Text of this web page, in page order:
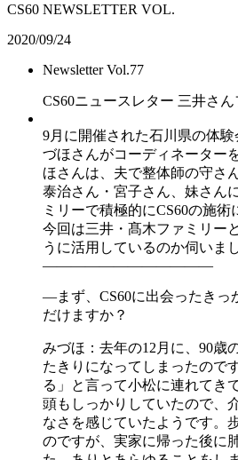
CS60 NEWSLETTER VOL.
2020/09/24
Newsletter Vol.77
CS60ニュースレター 三井さん
9月に開催された石川県の体
づほさんがコーディネーター
ほさんは、夫で整体師の守さ
泰治さん・宮子さん、妹さん
ミリーで積極的にCS60の施術
今回は三井・髙木ファミリー
うに活用しているのか伺いま
――――――――――――
―まず、CS60に出会ったきっ
だけますか？
みづほ：去年の12月に、90歳
たきりになってしまったので
る」と言って小松に連れてき
頭もしっかりしていたので、
なさを感じていたようです。
のですが、実家に帰った後に